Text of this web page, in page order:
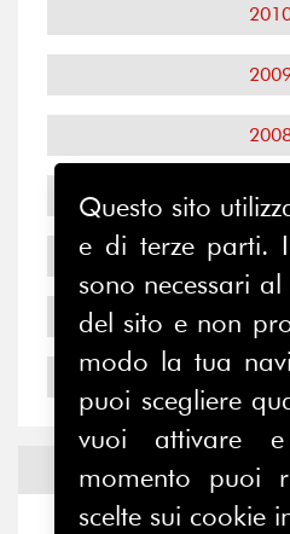
2007
2006
2005
2004
Notizie
Questo sito
e di terze parti.
sono necessari
del sito e non
modo la tua
puoi scegliere
vuoi attivare
momento puoi
scelte sui cookie